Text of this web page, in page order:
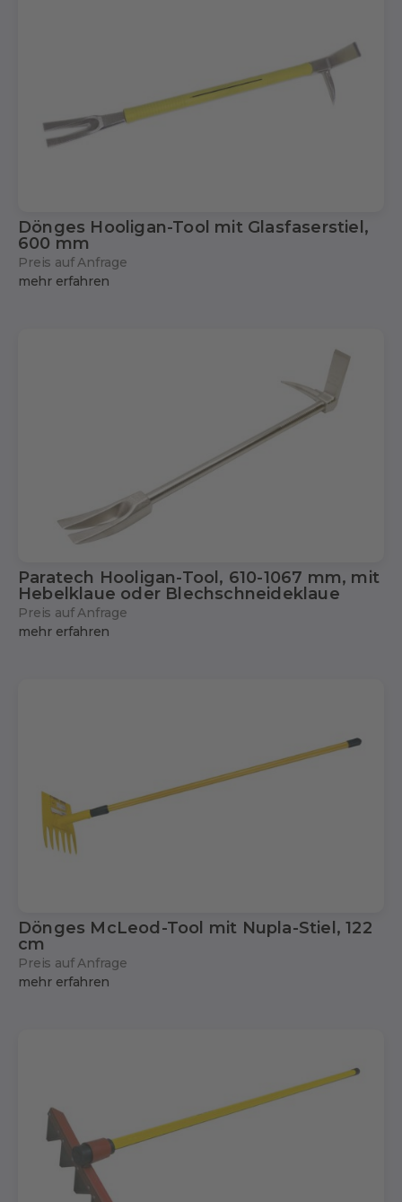
Dönges Hooligan-Tool mit Glasfaserstiel,
600 mm
Preis auf Anfrage
mehr erfahren
Paratech Hooligan-Tool, 610-1067 mm, mit
Hebelklaue oder Blechschneideklaue
Preis auf Anfrage
mehr erfahren
Dönges McLeod-Tool mit Nupla-Stiel, 122
cm
Preis auf Anfrage
mehr erfahren